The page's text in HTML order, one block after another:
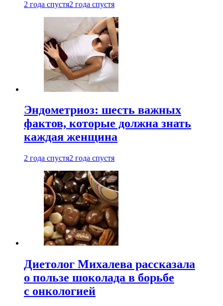
2 года спустя2 года спустя
Эндометриоз: шесть важных
фактов, которые должна знать
каждая женщина
2 года спустя2 года спустя
Диетолог Михалева рассказала
о пользе шоколада в борьбе
с онкологией